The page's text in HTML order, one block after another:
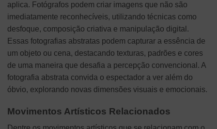
aplica. Fotógrafos podem criar imagens que não são
imediatamente reconhecíveis, utilizando técnicas como
desfoque, composição criativa e manipulação digital.
Essas fotografias abstratas podem capturar a essência de
um objeto ou cena, destacando texturas, padrões e cores
de uma maneira que desafia a percepção convencional. A
fotografia abstrata convida o espectador a ver além do
óbvio, explorando novas dimensões visuais e emocionais.
Movimentos Artísticos Relacionados